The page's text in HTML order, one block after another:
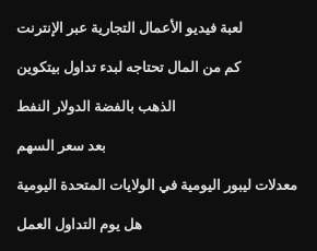
لعبة فيديو الأعمال التجارية عبر الإنترنت
كم من المال تحتاجه لبدء تداول بيتكوين
الذهب بالفضة الدولار النفط
بعد سعر السهم
معدلات ليبور اليومية في الولايات المتحدة اليومية
هل يوم التداول العمل